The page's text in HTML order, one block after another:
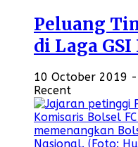
Peluang
di Laga
10 October 2019
Recent